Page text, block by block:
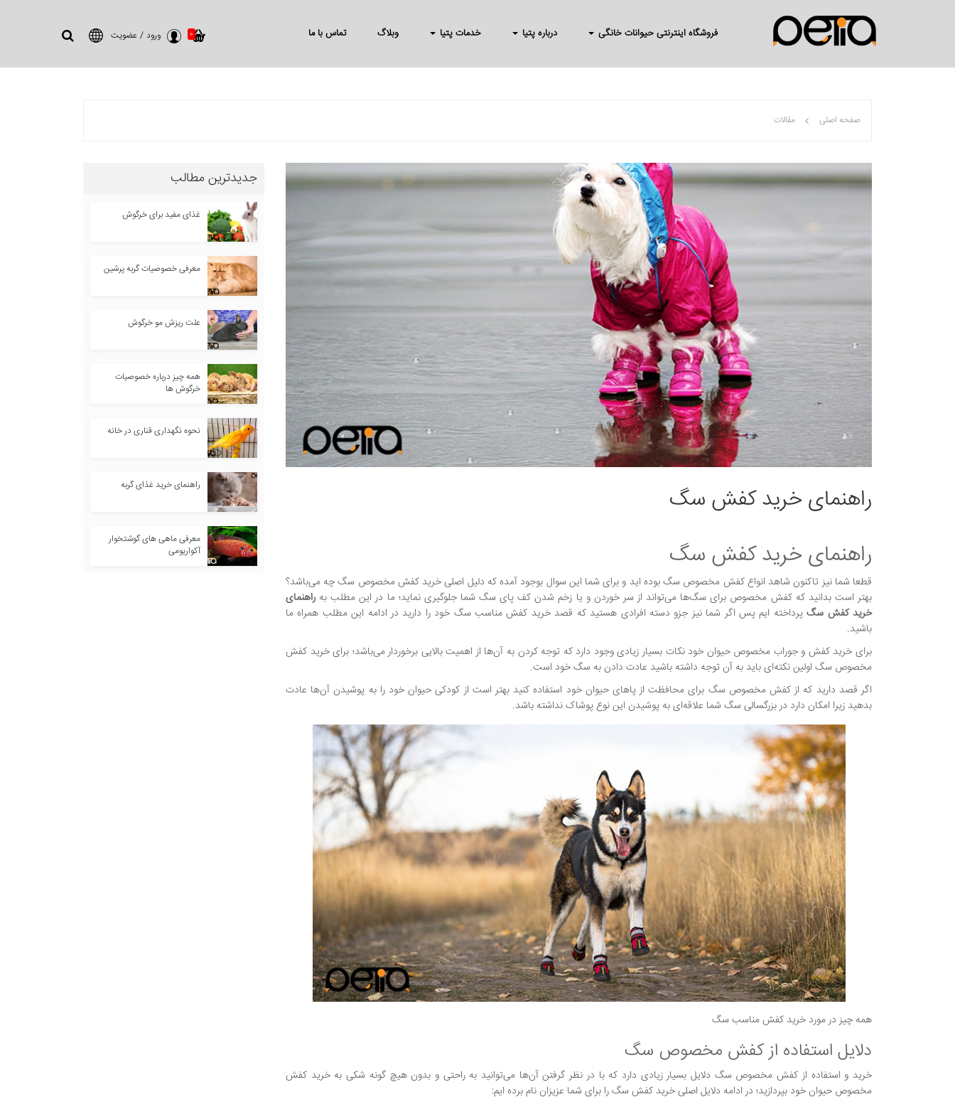
فروشگاه اینترنتی حیوانات خانگی درباره پتیا خدمات پتیا وبلاگ تماس با ما 0 ورود / عضویت
صفحه اصلی مقالات
راهنمای خرید کفش سگ
راهنمای خرید کفش سگ
قطعا شما نیز تاکنون شاهد انواع کفش مخصوص سگ بوده اید و برای شما این سوال بوجود آمده که دلیل اصلی خرید کفش مخصوص سگ چه می‌باشد؟
بهتر است بدانید که کفش مخصوص برای سگ‌ها می‌تواند از سر خوردن و یا زخم شدن کف پای سگ شما جلوگیری نماید؛ ما در این مطلب به راهنمای
خرید کفش سگپرداخته ایم پس اگر شما نیز جزو دسته افرادی هستید که قصد خرید کفش مناسب سگ خود را دارید در ادامه این مطلب همراه ما
باشید.
برای خرید کفش و جوراب مخصوص حیوان خود نکات بسیار زیادی وجود دارد که توجه کردن به آن‌ها از اهمیت بالایی برخوردار می‌باشد؛ برای خرید کفش
مخصوص سگ اولین نکته‌ای باید به آن توجه داشته باشید عادت دادن به سگ خود است.
اگر قصد دارید که از کفش مخصوص سگ برای محافظت از پاهای حیوان خود استفاده کنید بهتر است از کودکی حیوان خود را به پوشیدن آن‌ها عادت
بدهید زیرا امکان دارد در بزرگسالی سگ شما علاقه‌ای به پوشیدن این نوع پوشاک نداشته باشد.
همه چیز در مورد خرید کفش مناسب سگ
دلایل استفاده از کفش مخصوص سگ
خرید و استفاده از کفش مخصوص سگ دلایل بسیار زیادی دارد که با در نظر گرفتن آن‌ها می‌توانید به راحتی و بدون هیچ گونه شکی به خرید کفش
مخصوص حیوان خود بپردازید؛ در ادامه دلایل اصلی خرید کفش سگ را برای شما عزیزان نام برده ایم:
جدیدترین مطالب
غذای مفید برای خرگوش
معرفی خصوصیات گربه پرشین
علت ریزش مو خرگوش
همه چیز درباره خصوصیات
خرگوش ها
نحوه نگهداری قناری در خانه
راهنمای خرید غذای گربه
معرفی ماهی های گوشتخوار
آکواریومی